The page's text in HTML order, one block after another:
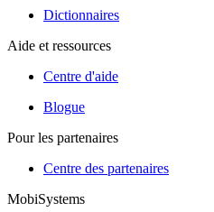
Dictionnaires
Aide et ressources
Centre d'aide
Blogue
Pour les partenaires
Centre des partenaires
MobiSystems